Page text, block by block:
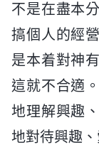
不是在盡本
搞個人的經
是本着對神
這就不合適
地理解興趣
地對待興趣